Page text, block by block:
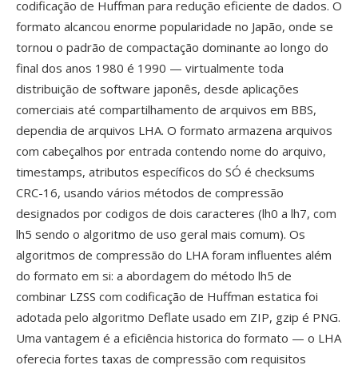
codificação de Huffman para redução eficiente de dados. O
formato alcancou enorme popularidade no Japão, onde se
tornou o padrão de compactação dominante ao longo do
final dos anos 1980 é 1990 — virtualmente toda
distribuição de software japonês, desde aplicações
comerciais até compartilhamento de arquivos em BBS,
dependia de arquivos LHA. O formato armazena arquivos
com cabeçalhos por entrada contendo nome do arquivo,
timestamps, atributos específicos do SÓ é checksums
CRC-16, usando vários métodos de compressão
designados por codigos de dois caracteres (lh0 a lh7, com
lh5 sendo o algoritmo de uso geral mais comum). Os
algoritmos de compressão do LHA foram influentes além
do formato em si: a abordagem do método lh5 de
combinar LZSS com codificação de Huffman estatica foi
adotada pelo algoritmo Deflate usado em ZIP, gzip é PNG.
Uma vantagem é a eficiência historica do formato — o LHA
oferecia fortes taxas de compressão com requisitos